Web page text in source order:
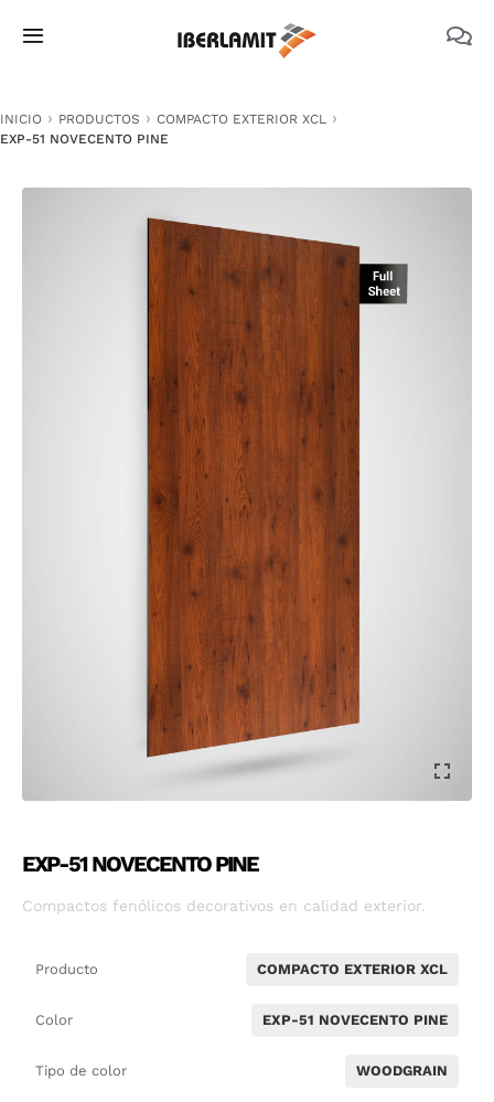
Toggle
DOCUMENTACIÓN TÉCNICA
MEDIO AMBIENTE
INICIO PRODUCTOS
COMPACTO EXTERIOR XCL
EXP-51 NOVECENTO PINE
EXP-51 NOVECENTO PINE
Compactos fenólicos decorativos en calidad exterior.
Producto COMPACTO EXTERIOR XCL
Color EXP-51 NOVECENTO PINE
Tipo de color WOODGRAIN